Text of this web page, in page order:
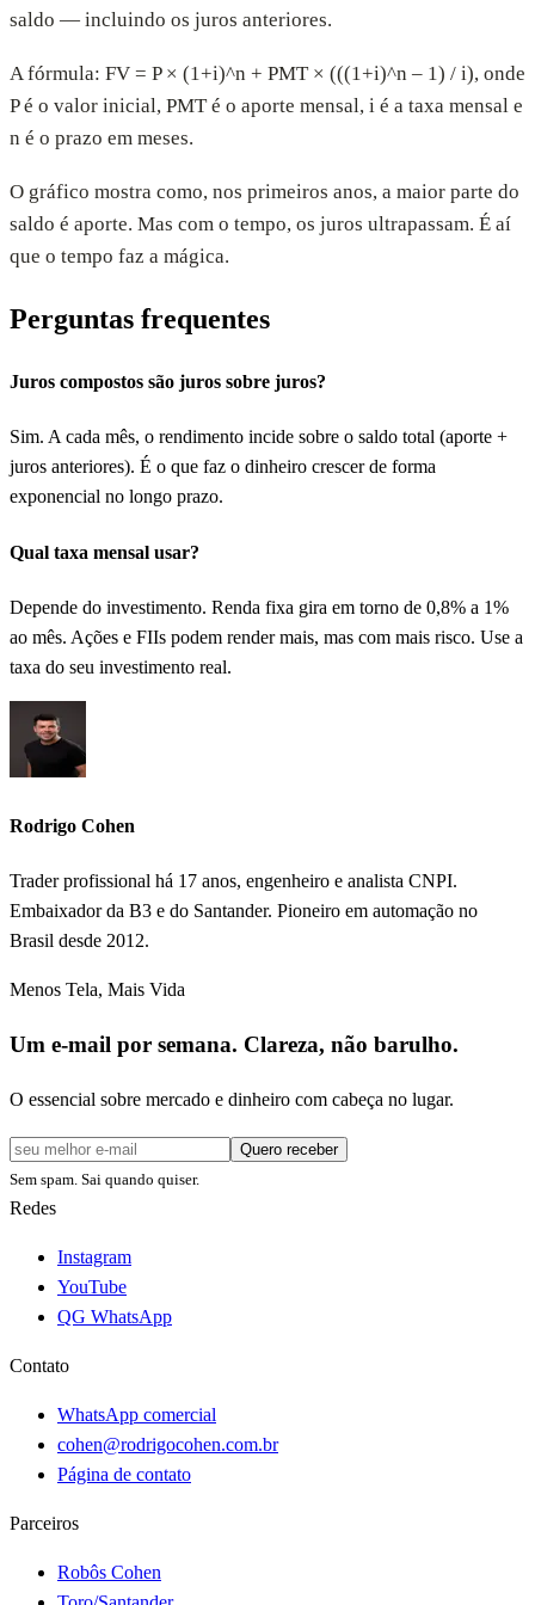
saldo — incluindo os juros anteriores.
A fórmula: FV = P × (1+i)^n + PMT × (((1+i)^n – 1) / i), onde
P é o valor inicial, PMT é o aporte mensal, i é a taxa mensal e
n é o prazo em meses.
O gráfico mostra como, nos primeiros anos, a maior parte do
saldo é aporte. Mas com o tempo, os juros ultrapassam. É aí
que o tempo faz a mágica.
Perguntas frequentes
Juros compostos são juros sobre juros?
Sim. A cada mês, o rendimento incide sobre o saldo total (aporte +
juros anteriores). É o que faz o dinheiro crescer de forma
exponencial no longo prazo.
Qual taxa mensal usar?
Depende do investimento. Renda fixa gira em torno de 0,8% a 1%
ao mês. Ações e FIIs podem render mais, mas com mais risco. Use a
taxa do seu investimento real.
Rodrigo Cohen
Trader profissional há 17 anos, engenheiro e analista CNPI.
Embaixador da B3 e do Santander. Pioneiro em automação no
Brasil desde 2012.
Menos Tela, Mais Vida
Um e-mail por semana. Clareza, não barulho.
O essencial sobre mercado e dinheiro com cabeça no lugar.
Quero receber
Sem spam. Sai quando quiser.
Redes
Instagram
YouTube
QG WhatsApp
Contato
WhatsApp comercial
cohen@rodrigocohen.com.br
Página de contato
Parceiros
Robôs Cohen